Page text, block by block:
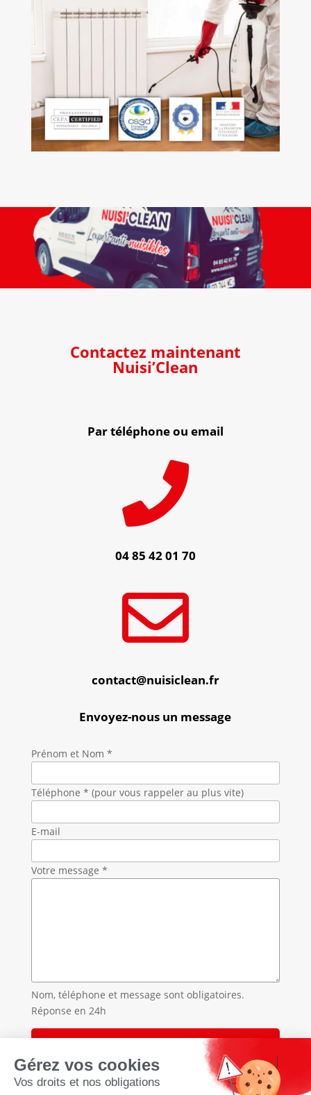
Contactez maintenant
Nuisi’Clean
Par téléphone ou email

04 85 42 01 70

contact@nuisiclean.fr
Envoyez-nous un message
Prénom et Nom *
Téléphone * (pour vous rappeler au plus vite)
E-mail
Votre message *
Nom, téléphone et message sont obligatoires.
Réponse en 24h